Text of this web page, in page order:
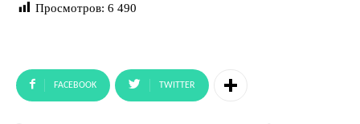
Просмотров: 6 490
FACEBOOK TWITTER